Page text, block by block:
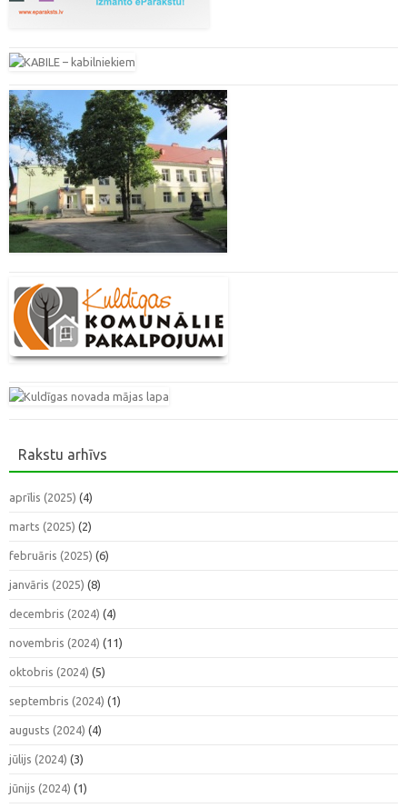
Rakstu arhīvs
aprīlis (2025) (4)
marts (2025) (2)
februāris (2025) (6)
janvāris (2025) (8)
decembris (2024) (4)
novembris (2024) (11)
oktobris (2024) (5)
septembris (2024) (1)
augusts (2024) (4)
jūlijs (2024) (3)
jūnijs (2024) (1)